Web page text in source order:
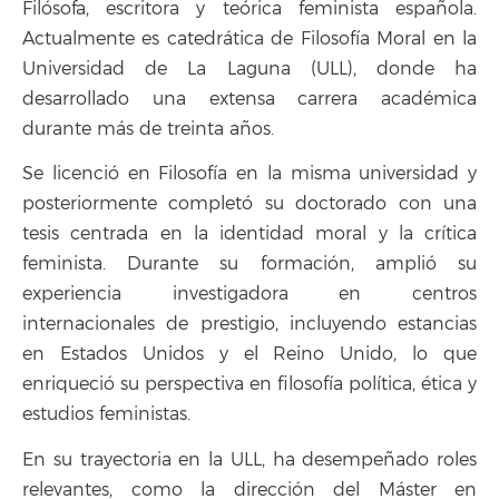
Filósofa, escritora y teórica feminista española.
Actualmente es catedrática de Filosofía Moral en la
Universidad de La Laguna (ULL), donde ha
desarrollado una extensa carrera académica
durante más de treinta años.
Se licenció en Filosofía en la misma universidad y
posteriormente completó su doctorado con una
tesis centrada en la identidad moral y la crítica
feminista. Durante su formación, amplió su
experiencia investigadora en centros
internacionales de prestigio, incluyendo estancias
en Estados Unidos y el Reino Unido, lo que
enriqueció su perspectiva en filosofía política, ética y
estudios feministas.
En su trayectoria en la ULL, ha desempeñado roles
relevantes, como la dirección del Máster en